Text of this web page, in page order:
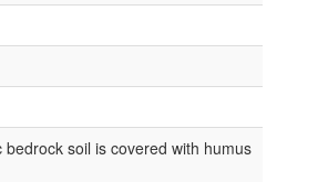
soil is covered with humus